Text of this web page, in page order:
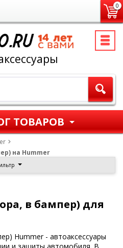
0
ТОВАРОВ
на Hummer
в бампер) для
Hummer - автоаксессуары